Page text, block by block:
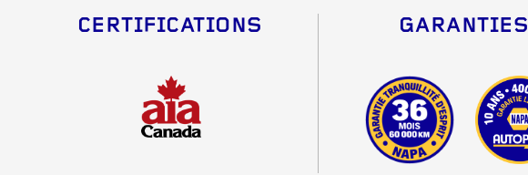
CERTIFICATIONS GARANTIES